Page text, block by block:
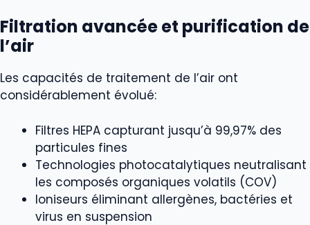
Filtration avancée et purification de
l’air
Les capacités de traitement de l’air ont
considérablement évolué:
Filtres HEPA capturant jusqu’à 99,97% des
particules fines
Technologies photocatalytiques neutralisant
les composés organiques volatils (COV)
Ioniseurs éliminant allergènes, bactéries et
virus en suspension